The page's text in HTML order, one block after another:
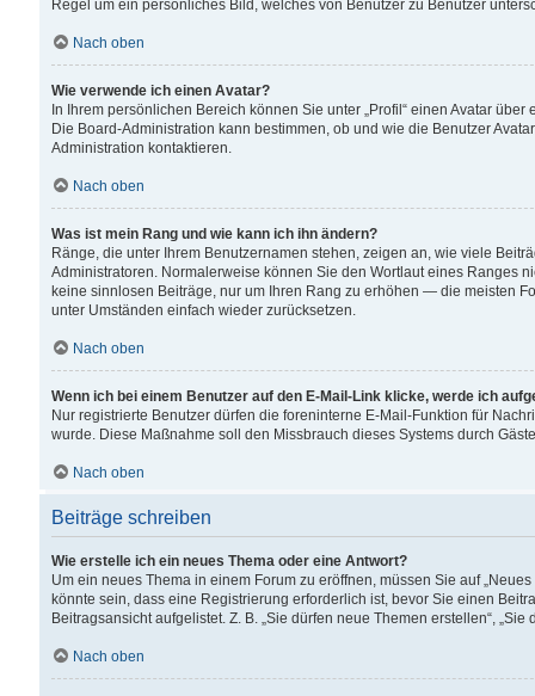
Regel um ein persönliches Bild, welches von Benutzer zu Benutzer
Nach oben
Wie verwende ich einen Avatar?
In Ihrem persönlichen Bereich können Sie unter „Profil“ einen Avatar
Die Board-Administration kann bestimmen, ob und wie die Benutzer
Administration kontaktieren.
Nach oben
Was ist mein Rang und wie kann ich ihn ändern?
Ränge, die unter Ihrem Benutzernamen stehen, zeigen an, wie viele
Administratoren. Normalerweise können Sie den Wortlaut eines Ranges
keine sinnlosen Beiträge, nur um Ihren Rang zu erhöhen — die meisten
unter Umständen einfach wieder zurücksetzen.
Nach oben
Wenn ich bei einem Benutzer auf den E-Mail-Link klicke, werde ich
Nur registrierte Benutzer dürfen die foreninterne E-Mail-Funktion für
wurde. Diese Maßnahme soll den Missbrauch dieses Systems durch
Nach oben
Beiträge schreiben
Wie erstelle ich ein neues Thema oder eine Antwort?
Um ein neues Thema in einem Forum zu eröffnen, müssen Sie auf
könnte sein, dass eine Registrierung erforderlich ist, bevor Sie einen
Beitragsansicht aufgelistet. Z. B. „Sie dürfen neue Themen erstellen“,
Nach oben